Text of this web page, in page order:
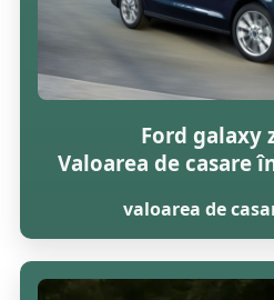
Ford galaxy
Valoarea de casare
valoarea de